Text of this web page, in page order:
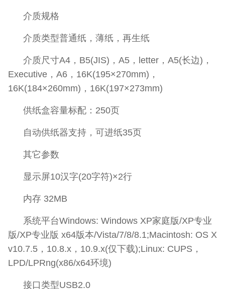
介质规格
介质类型普通纸，薄纸，再生纸
介质尺寸A4，B5(JIS)，A5，letter，A5(长边)，
Executive，A6，16K(195×270mm)，
16K(184×260mm)，16K(197×273mm)
供纸盒容量标配：250页
自动供纸器支持，可进纸35页
其它参数
显示屏10汉字(20字符)×2行
内存 32MB
系统平台Windows: Windows XP家庭版/XP专业
版/XP专业版 x64版本/Vista/7/8/8.1;Macintosh: OS X
v10.7.5，10.8.x，10.9.x(仅下载);Linux: CUPS，
LPD/LPRng(x86/x64环境)
接口类型USB2.0